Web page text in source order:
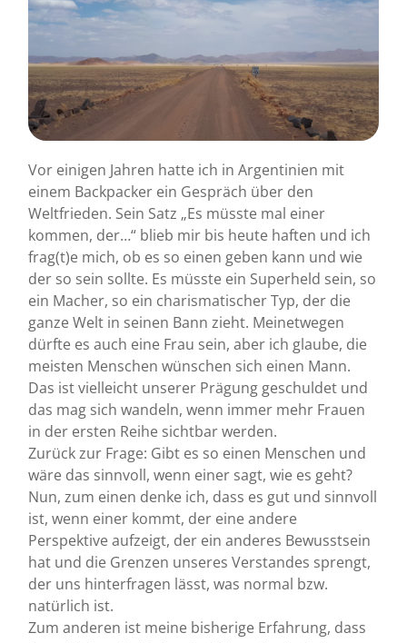
Vor einigen Jahren hatte ich in Argentinien mit
einem Backpacker ein Gespräch über den
Weltfrieden. Sein Satz „Es müsste mal einer
kommen, der…“ blieb mir bis heute haften und ich
frag(t)e mich, ob es so einen geben kann und wie
der so sein sollte. Es müsste ein Superheld sein, so
ein Macher, so ein charismatischer Typ, der die
ganze Welt in seinen Bann zieht. Meinetwegen
dürfte es auch eine Frau sein, aber ich glaube, die
meisten Menschen wünschen sich einen Mann.
Das ist vielleicht unserer Prägung geschuldet und
das mag sich wandeln, wenn immer mehr Frauen
in der ersten Reihe sichtbar werden.
Zurück zur Frage: Gibt es so einen Menschen und
wäre das sinnvoll, wenn einer sagt, wie es geht?
Nun, zum einen denke ich, dass es gut und sinnvoll
ist, wenn einer kommt, der eine andere
Perspektive aufzeigt, der ein anderes Bewusstsein
hat und die Grenzen unseres Verstandes sprengt,
der uns hinterfragen lässt, was normal bzw.
natürlich ist.
Zum anderen ist meine bisherige Erfahrung, dass